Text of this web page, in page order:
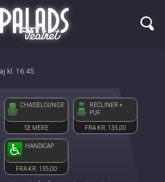
Palads Teatret
kl. 16:45
CHAISELOUNGE
SE MERE
RECLINER +
PUF
FRA KR. 135,00
HANDICAP
FRA KR. 135,00
front05-temp 071733